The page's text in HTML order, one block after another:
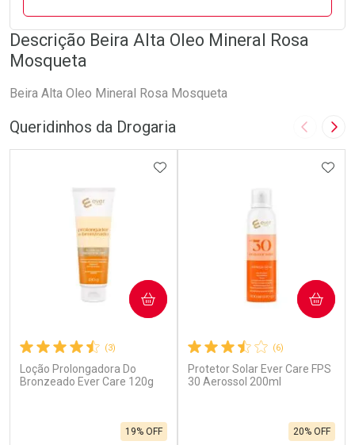
Descrição Beira Alta Oleo Mineral Rosa
Mosqueta
Beira Alta Oleo Mineral Rosa Mosqueta
Queridinhos da Drogaria Imagem
(3)
Loção Prolongadora Do
Bronzeado Ever Care 120g
19% OFF
ADICIONAR AOS FAVORITOS
COMPRAR
(6)
Protetor Solar Ever Care FPS
30 Aerossol 200ml
20% OFF
COMPRAR